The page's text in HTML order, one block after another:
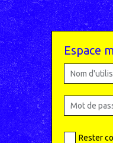
Espace
Rester